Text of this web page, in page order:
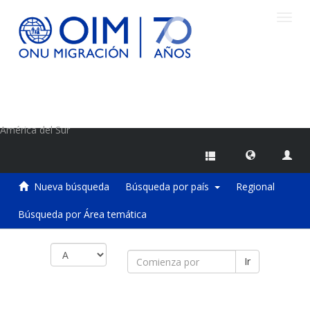
América del Sur
Nueva búsqueda Búsqueda por país Regional
Búsqueda por Área temática
Ir